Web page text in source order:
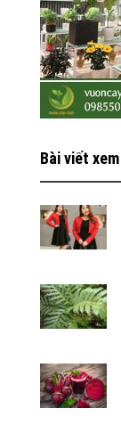
Bài viết